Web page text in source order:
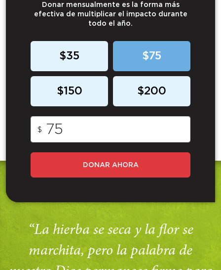
Donar mensualmente es la forma más
efectiva de multiplicar el impacto durante
todo el año.
$35 $75
$150 $200
$
DONAR AHORA
“La hierba se seca y la flor se
marchita, pero la palabra de